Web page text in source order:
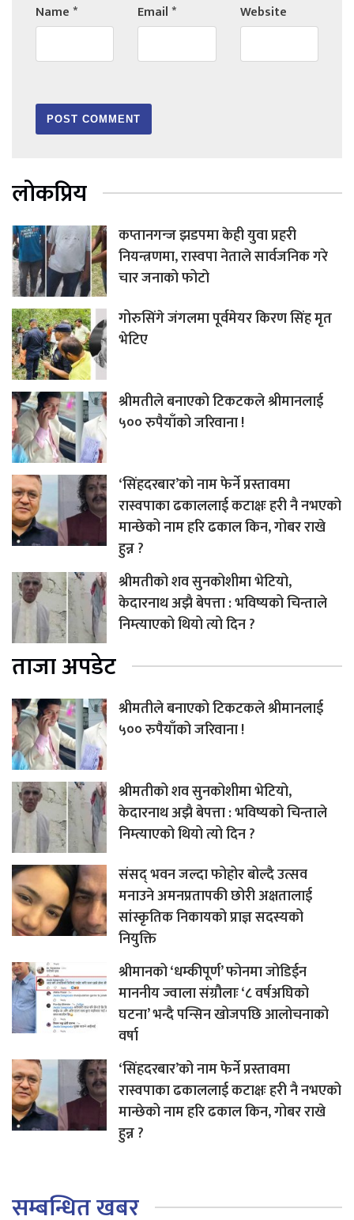
Name* Email* Website
लोकप्रिय
कप्तानगन्ज झडपमा केही युवा प्रहरी
नियन्त्रणमा, रास्वपा नेताले सार्वजनिक गरे
चार जनाको फोटो
गोरुसिंगे जंगलमा पूर्वमेयर किरण सिंह मृत
भेटिए
श्रीमतीले बनाएको टिकटकले श्रीमानलाई
५०० रुपैयाँको जरिवाना !
‘सिंहदरबार’को नाम फेर्ने प्रस्तावमा
रास्वपाका ढकाललाई कटाक्षः हरी नै नभएको
मान्छेको नाम हरि ढकाल किन, गोबर राखे
हुन्न ?
श्रीमतीको शव सुनकोशीमा भेटियो,
केदारनाथ अझै बेपत्ता : भविष्यको चिन्ताले
निम्त्याएको थियो त्यो दिन ?
ताजा अपडेट
श्रीमतीले बनाएको टिकटकले श्रीमानलाई
५०० रुपैयाँको जरिवाना !
श्रीमतीको शव सुनकोशीमा भेटियो,
केदारनाथ अझै बेपत्ता : भविष्यको चिन्ताले
निम्त्याएको थियो त्यो दिन ?
संसद् भवन जल्दा फोहोर बोल्दै उत्सव
मनाउने अमनप्रतापकी छोरी अक्षतालाई
सांस्कृतिक निकायको प्राज्ञ सदस्यको
नियुक्ति
श्रीमानको ‘धम्कीपूर्ण’ फोनमा जोडिईन
माननीय ज्वाला संग्रौलाः ‘८ वर्षअघिको
घटना’ भन्दै पन्सिन खोजपछि आलोचनाको
वर्षा
‘सिंहदरबार’को नाम फेर्ने प्रस्तावमा
रास्वपाका ढकाललाई कटाक्षः हरी नै नभएको
मान्छेको नाम हरि ढकाल किन, गोबर राखे
हुन्न ?
सम्बन्धित खबर